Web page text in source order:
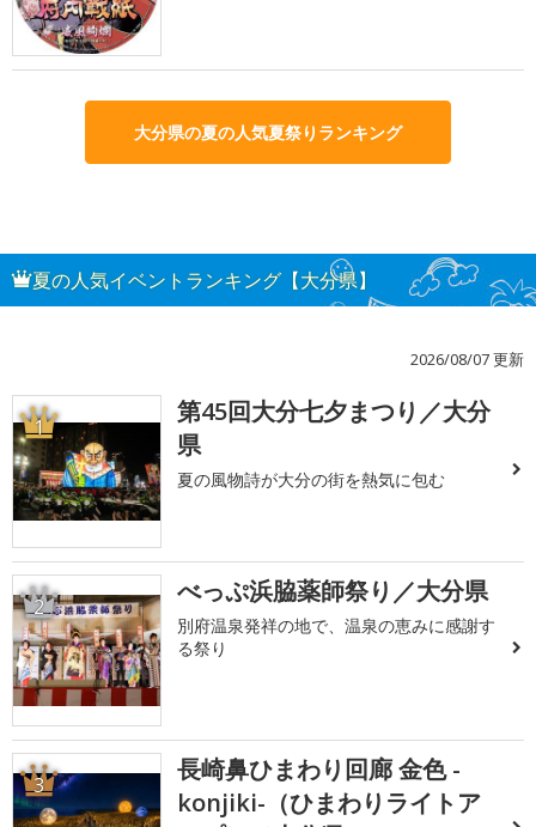
大分県の夏の人気夏祭りランキング
夏の人気イベントランキング【大分県】
2026/08/07 更新
1
第45回大分七夕まつり／大分
県
夏の風物詩が大分の街を熱気に包む
2 べっぷ浜脇薬師祭り／大分県
別府温泉発祥の地で、温泉の恵みに感謝す
る祭り
3
長崎鼻ひまわり回廊 金色 -
konjiki-（ひまわりライトア